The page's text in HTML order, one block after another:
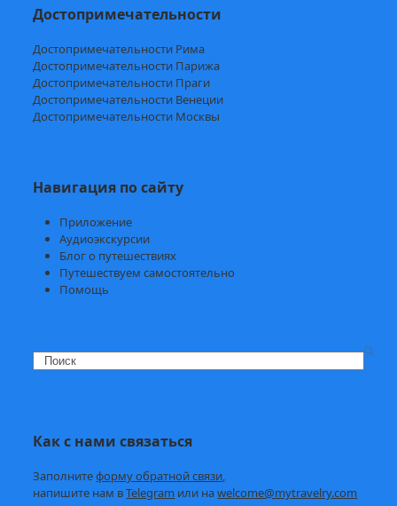
Достопримечательности
Достопримечательности Рима
Достопримечательности Парижа
Достопримечательности Праги
Достопримечательности Венеции
Достопримечательности Москвы
Навигация по сайту
Приложение
Аудиоэкскурсии
Блог о путешествиях
Путешествуем самостоятельно
Помощь
Search
Как с нами связаться
Заполнитеформу обратной связи,
напишите нам вTelegram или наwelcome@mytravelry.com